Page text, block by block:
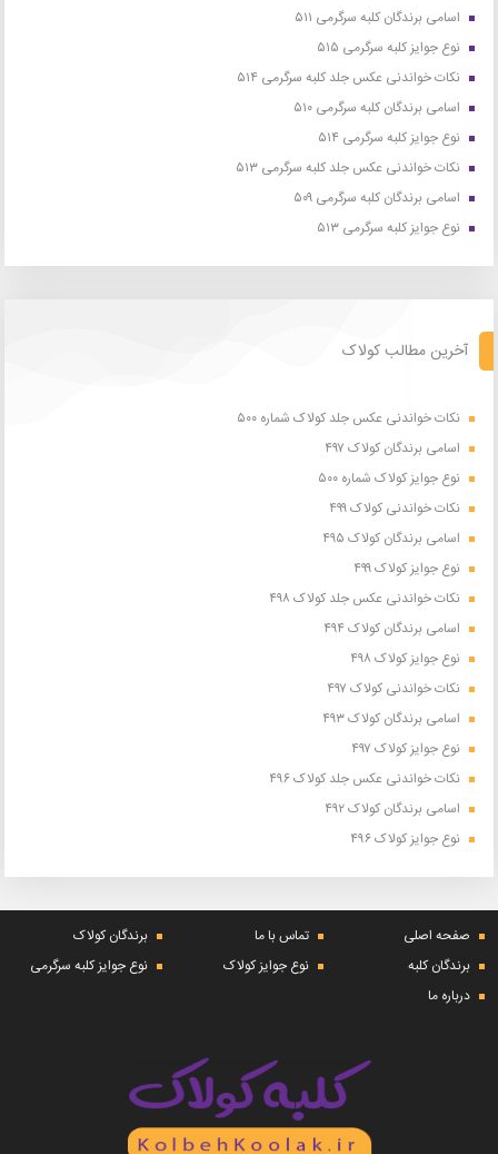
اسامی برندگان کلبه سرگرمی ۵۱۱
نوع جوایز کلبه سرگرمی ۵۱۵
نکات خواندنی عکس جلد کلبه سرگرمی ۵۱۴
اسامی برندگان کلبه سرگرمی ۵۱۰
نوع جوایز کلبه سرگرمی ۵۱۴
نکات خواندنی عکس جلد کلبه سرگرمی ۵۱۳
اسامی برندگان کلبه سرگرمی ۵۰۹
نوع جوایز کلبه سرگرمی ۵۱۳
آخرین مطالب کولاک
نکات خواندنی عکس جلد کولاک شماره ۵۰۰
اسامی برندگان کولاک ۴۹۷
نوع جوایز کولاک شماره ۵۰۰
نکات خواندنی کولاک ۴۹۹
اسامی برندگان کولاک ۴۹۵
نوع جوایز کولاک ۴۹۹
نکات خواندنی عکس جلد کولاک ۴۹۸
اسامی برندگان کولاک ۴۹۴
نوع جوایز کولاک ۴۹۸
نکات خواندنی کولاک ۴۹۷
اسامی برندگان کولاک ۴۹۳
نوع جوایز کولاک ۴۹۷
نکات خواندنی عکس جلد کولاک ۴۹۶
اسامی برندگان کولاک ۴۹۲
نوع جوایز کولاک ۴۹۶
صفحه اصلی تماس با ما
برندگان کولاک
برندگان کلبه
نوع جوایز کولاک
نوع جوایز کلبه سرگرمی
درباره ما